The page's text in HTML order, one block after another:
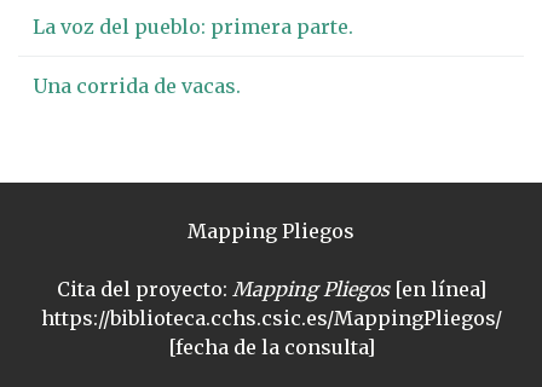
La voz del pueblo: primera parte.
Una corrida de vacas.
Mapping Pliegos
Cita del proyecto: Mapping Pliegos[en línea]
https://biblioteca.cchs.csic.es/MappingPliegos/
[fecha de la consulta]